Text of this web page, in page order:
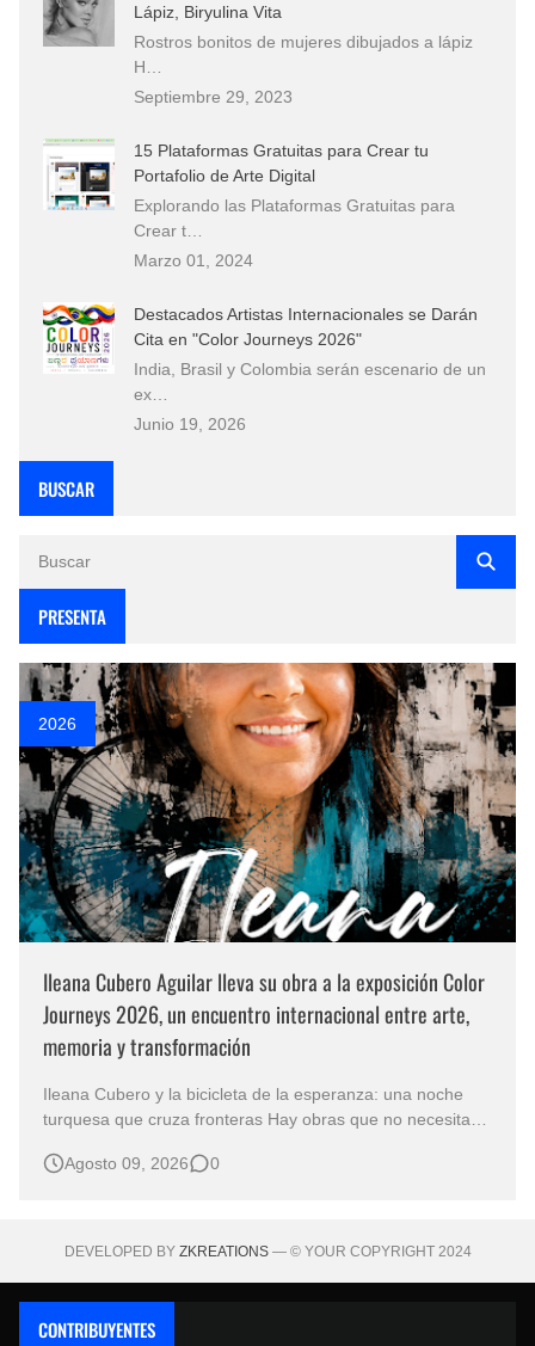
Lápiz, Biryulina Vita
Rostros bonitos de mujeres dibujados a lápiz
H…
Septiembre 29, 2023
15 Plataformas Gratuitas para Crear tu
Portafolio de Arte Digital
Explorando las Plataformas Gratuitas para
Crear t…
Marzo 01, 2024
Destacados Artistas Internacionales se Darán
Cita en "Color Journeys 2026"
India, Brasil y Colombia serán escenario de un
ex…
Junio 19, 2026
BUSCAR
PRESENTA
2026
Ileana Cubero Aguilar lleva su obra a la exposición Color
Journeys 2026, un encuentro internacional entre arte,
memoria y transformación
Ileana Cubero y la bicicleta de la esperanza: una noche
turquesa que cruza fronteras Hay obras que no necesitan
mundo reconocible. En Noche turqueza, de la artista
Agosto 09, 2026 0
DEVELOPED BY ZKREATIONS— © YOUR COPYRIGHT 2024
CONTRIBUYENTES